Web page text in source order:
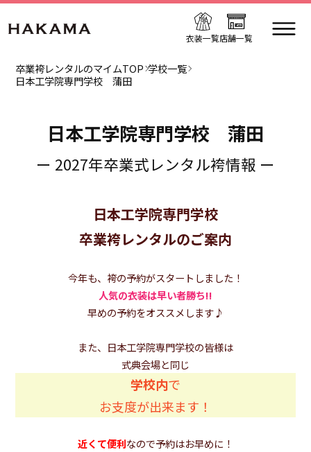
衣装一覧店舗一覧
卒業袴レンタルのマイムTOP 学校一覧
日本工学院専門学校 蒲田
日本工学院専門学校 蒲田
ー 2027年卒業式レンタル袴情報 ー
日本工学院専門学校
卒業袴レンタルのご案内
今年も、袴の予約がスタートしました！
人気の衣装は早い者勝ち!!
早めの予約をオススメします♪
また、日本工学院専門学校の皆様は
式典会場と同じ
学校内で
お支度が出来ます！
近くて便利なので予約はお早めに！